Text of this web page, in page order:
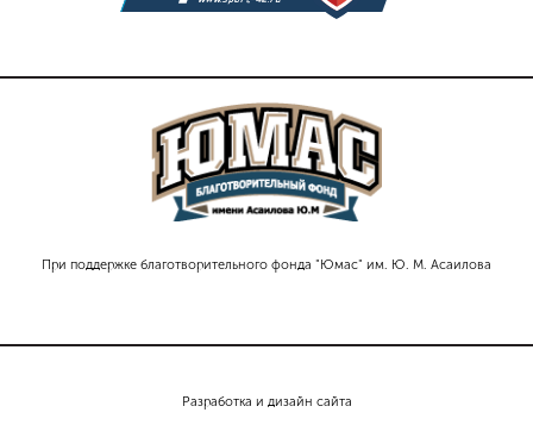
При поддержке благотворительного фонда "Юмас" им. Ю. М. Асаилова
Разработка и дизайн сайта